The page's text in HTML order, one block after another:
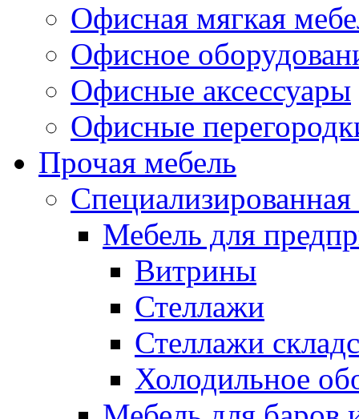
Офисная мягкая
Офисное
Офисные аксессуары
Офисные
Прочая мебель
Специализированная
Мебель для
Витрины
Стеллажи
Стеллажи
Холодильное